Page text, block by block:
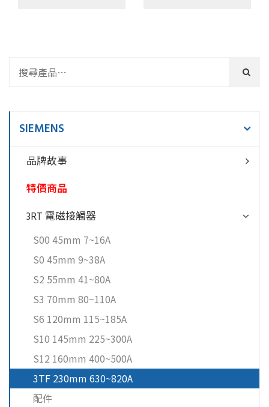
SIEMENS
品牌故事
特價商品
3RT 電磁接觸器
S00 45mm 7~16A
S0 45mm 9~38A
S2 55mm 41~80A
S3 70mm 80~110A
S6 120mm 115~185A
S10 145mm 225~300A
S12 160mm 400~500A
3TF 230mm 630~820A
配件